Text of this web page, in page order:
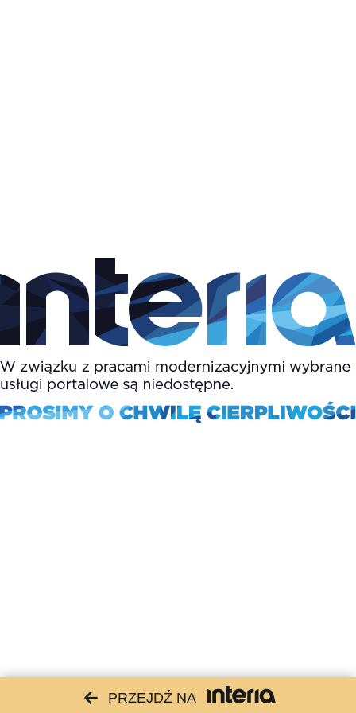
PRZEJDŹ NA